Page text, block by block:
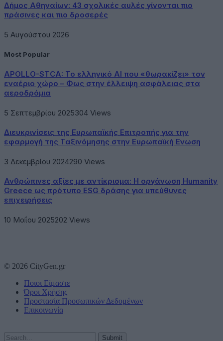
Δήμος Αθηναίων: 43 σχολικές αυλές γίνονται πιο
πράσινες και πιο δροσερές
5 Αυγούστου 2026
Most Popular
APOLLO-STCA: Το ελληνικό AI που «θωρακίζει» τον
εναέριο χώρο – Φως στην έλλειψη ασφάλειας στα
αεροδρόμια
5 Σεπτεμβρίου 2025304 Views
Διευκρινίσεις της Ευρωπαϊκής Επιτροπής για την
εφαρμογή της Ταξινόμησης στην Ευρωπαϊκή Ενωση
3 Δεκεμβρίου 2024290 Views
Ανθρώπινες αξίες με αντίκρισμα: Η οργάνωση Humanity
Greece ως πρότυπο ESG δράσης για υπεύθυνες
επιχειρήσεις
10 Μαΐου 2025202 Views
© 2026 CityGen.gr
Ποιοι Είμαστε
Όροι Χρήσης
Προστασία Προσωπικών Δεδομένων
Επικοινωνία
Submit